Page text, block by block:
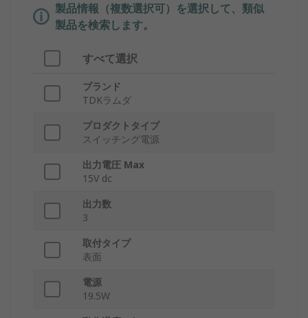
製品情報（複数選択可）を選択して、類似
製品を検索します。
すべて選択
ブランド
TDKラムダ
プロダクトタイプ
スイッチング電源
出力電圧 Max
15V dc
出力数
3
取付タイプ
表面
電源
19.5W